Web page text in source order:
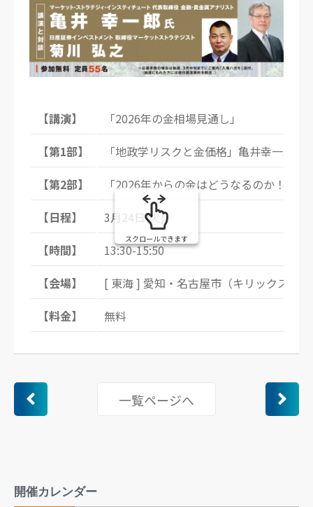
【講演】
「2026年の金相場見通し」
【第1部】
「地政学リスクと金価格」亀井幸一郎
【第2部】
「2026年からの金はどうなるのか！？
【日程】
3月24日(火)
【時間】
13:30-15:50
【会場】
[ 東海 ] 愛知・名古屋市（キリックス丸
【料金】
無料
スクロールできます
一覧ページへ
開催カレンダー